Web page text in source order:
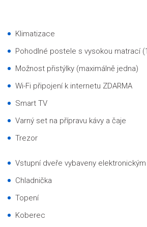
Klimatizace
Pohodlné postele s vysokou matrací
Možnost přistýlky (maximálně jedna)
Wi-Fi připojení k internetu ZDARMA
Smart TV
Varný set na přípravu kávy a čaje
Trezor
Vstupní dveře vybaveny
Chladnička
Topení
Koberec